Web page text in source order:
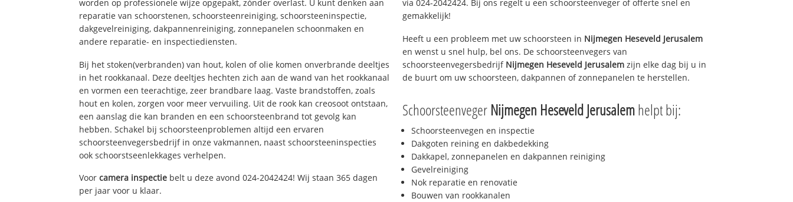
worden op professionele wijze opgepakt, zónder overlast. U kunt denken aan
reparatie van schoorstenen, schoorsteenreiniging, schoorsteeninspectie,
dakgevelreiniging, dakpannenreiniging, zonnepanelen schoonmaken en
andere reparatie- en inspectiediensten.
Bij het stoken(verbranden) van hout, kolen of olie komen onverbrande deeltjes
in het rookkanaal. Deze deeltjes hechten zich aan de wand van het rookkanaal
en vormen een teerachtige, zeer brandbare laag. Vaste brandstoffen, zoals
hout en kolen, zorgen voor meer vervuiling. Uit de rook kan creosoot ontstaan,
een aanslag die kan branden en een schoorsteenbrand tot gevolg kan
hebben. Schakel bij schoorsteenproblemen altijd een ervaren
schoorsteenvegersbedrijf in onze vakmannen, naast schoorsteeninspecties
ook schoorstseenlekkages verhelpen.
Voorcamera inspectie belt u deze avond 024-2042424! Wij staan 365 dagen
per jaar voor u klaar.
via 024-2042424. Bij ons regelt u een schoorsteenveger of offerte snel en
gemakkelijk!
Heeft u een probleem met uw schoorsteen in Nijmegen Heseveld Jerusalem
en wenst u snel hulp, bel ons. De schoorsteenvegers van
schoorsteenvegersbedrijf Nijmegen Heseveld Jerusalem zijn elke dag bij u in
de buurt om uw schoorsteen, dakpannen of zonnepanelen te herstellen.
Schoorsteenveger Nijmegen Heseveld Jerusalemhelpt bij:
Schoorsteenvegen en inspectie
Dakgoten reining en dakbedekking
Dakkapel, zonnepanelen en dakpannen reiniging
Gevelreiniging
Nok reparatie en renovatie
Bouwen van rookkanalen